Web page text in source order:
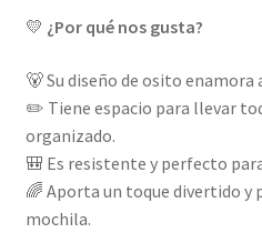
💛 ¿Por qué nos gusta?
🐻 Su diseño de osito enamora
✏️ Tiene espacio para llevar
organizado.
🎒 Es resistente y perfecto
🌈 Aporta un toque divertido y
mochila.